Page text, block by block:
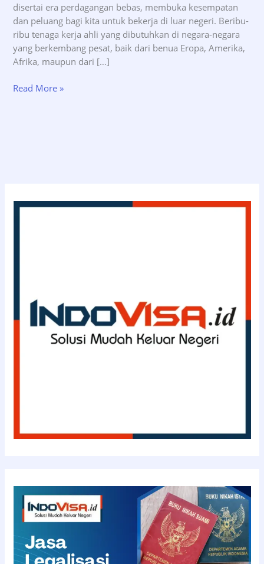
disertai era perdagangan bebas, membuka kesempatan
dan peluang bagi kita untuk bekerja di luar negeri. Beribu-
ribu tenaga kerja ahli yang dibutuhkan di negara-negara
yang berkembang pesat, baik dari benua Eropa, Amerika,
Afrika, maupun dari […]
Syarat
Read More »